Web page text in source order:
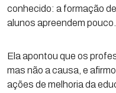
conhecido: a formação
alunos apreendem pouco.
Ela apontou que os
mas não a causa, e
ações de melhoria da